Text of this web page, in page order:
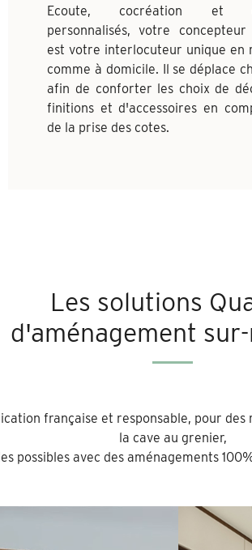
Ecoute, cocréation et
personnalisés, votre concepteur
est votre interlocuteur unique en
comme à domicile. Il se déplace
afin de conforter les choix de
finitions et d'accessoires en
de la prise des cotes.
Les solutions
d'aménagement
française et responsable, pour
la cave au grenier,
possibles avec des aménagements